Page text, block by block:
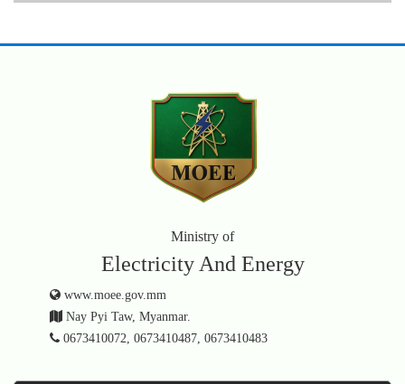
Ministry of
Electricity And Energy
www.moee.gov.mm
Nay Pyi Taw, Myanmar.
0673410072, 0673410487, 0673410483